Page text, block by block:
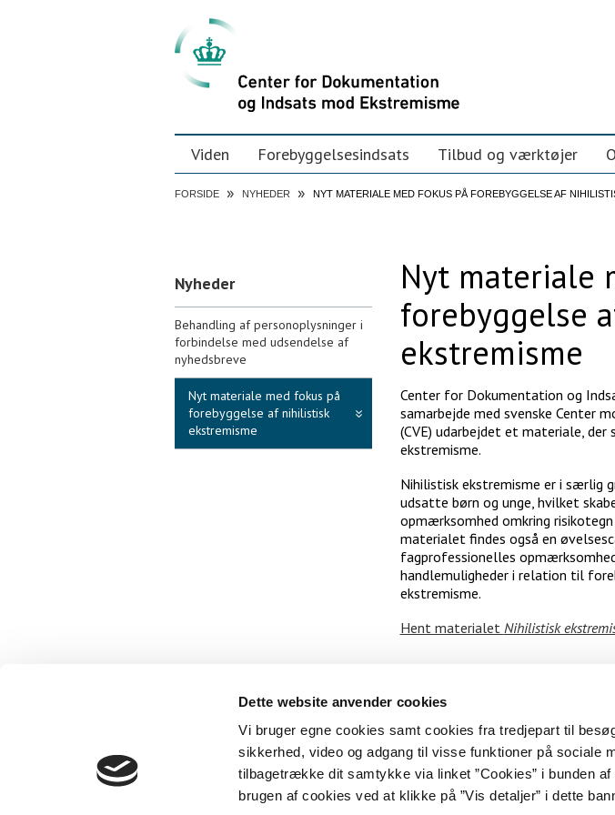
Dette website anvender cookies
Vi bruger egne cookies samt cookies fra tredjepart til
sikkerhed, video og adgang til visse funktioner på sociale
tilbagetrække dit samtykke via linket ”Cookies” i bunden
brugen af cookies ved at klikke på ”Vis detaljer” i dette
Videre
til
indhold
Videre
menunavigation
Personal
tools
Viden Forebyggelsesindsats Tilbud og værktøjer
FORSIDE » NYHEDER » NYT MATERIALE MED FOKUS PÅ FOREBYGGELSE AF
Nyt materiale
forebyggelse
ekstremisme
Center for Dokumentation og
samarbejde med svenske Center
(CVE) udarbejdet et materiale,
ekstremisme.
Nihilistisk ekstremisme er i særlig
udsatte børn og unge, hvilket
opmærksomhed omkring
materialet findes også en
fagprofessionelles
handlemuligheder i relation til
ekstremisme.
Hent materialet Nihilistisk
Nyheder
Behandling af personoplysninger i
forbindelse med udsendelse af
nyhedsbreve
Nyt materiale med fokus på
forebyggelse af nihilistisk
ekstremisme
En del af